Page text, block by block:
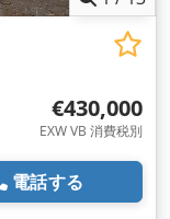
影したものです。
Usrf
€430,000
EXW VB 消費税別
電話する